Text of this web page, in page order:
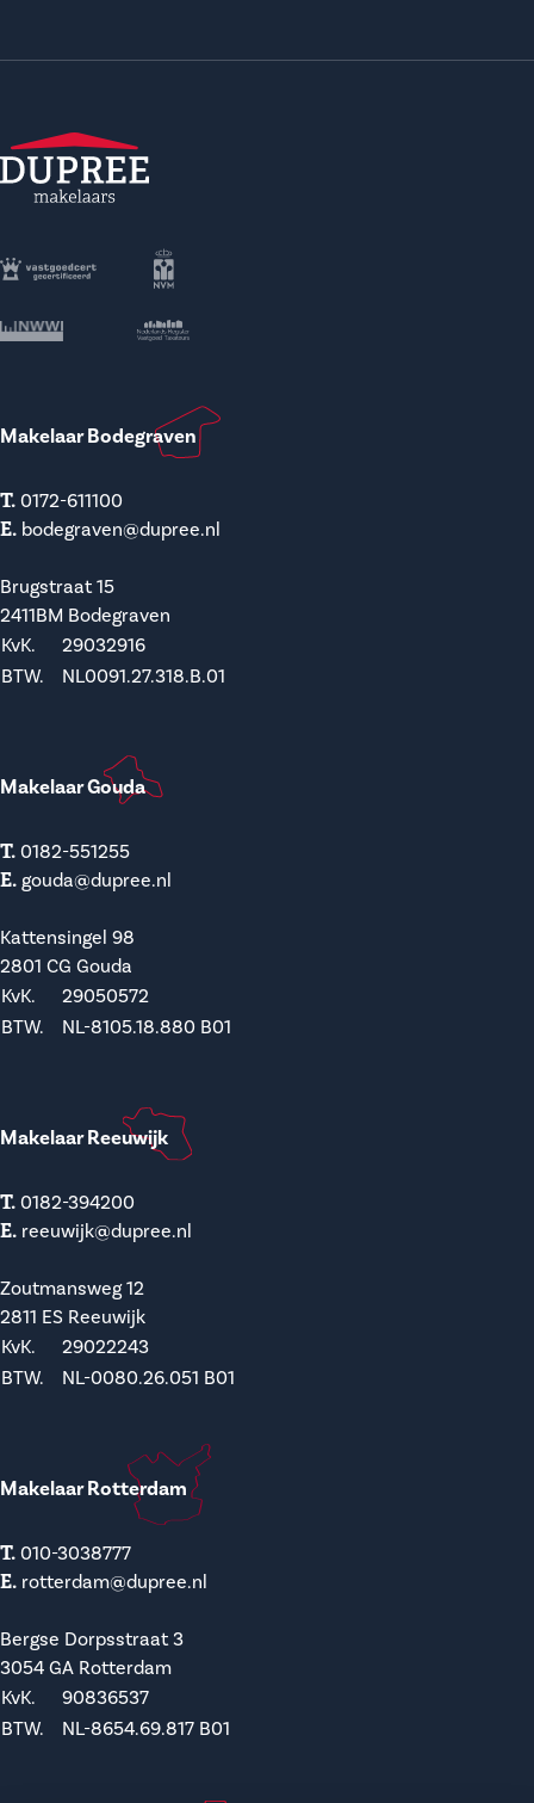
Makelaar Bodegraven
T. 0172-611100
E. bodegraven@dupree.nl
Brugstraat 15
2411BM Bodegraven
KvK.
29032916
BTW.
NL0091.27.318.B.01
Makelaar Gouda
T. 0182-551255
E. gouda@dupree.nl
Kattensingel 98
2801 CG Gouda
KvK.
29050572
BTW.
NL-8105.18.880 B01
Makelaar Reeuwijk
T. 0182-394200
E. reeuwijk@dupree.nl
Zoutmansweg 12
2811 ES Reeuwijk
KvK.
29022243
BTW.
NL-0080.26.051 B01
Makelaar Rotterdam
T. 010-3038777
E. rotterdam@dupree.nl
Bergse Dorpsstraat 3
3054 GA Rotterdam
KvK.
90836537
BTW.
NL-8654.69.817 B01